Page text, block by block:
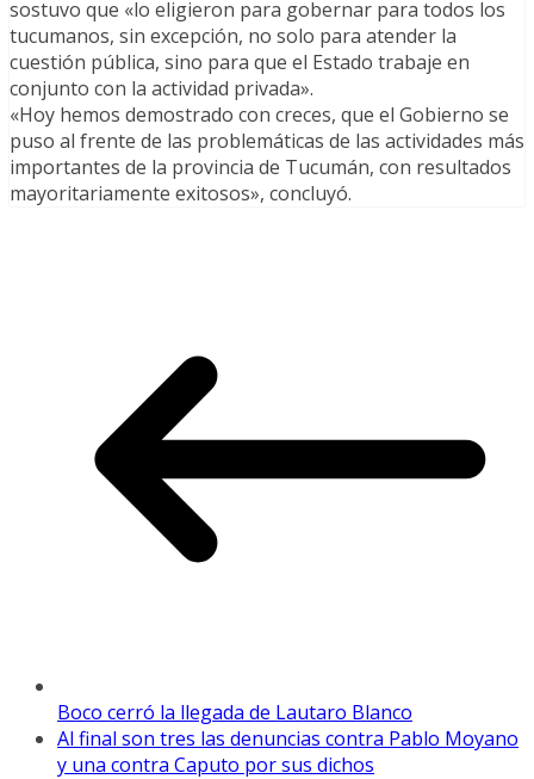
sostuvo que «lo eligieron para gobernar para todos los
tucumanos, sin excepción, no solo para atender la
cuestión pública, sino para que el Estado trabaje en
conjunto con la actividad privada».
«Hoy hemos demostrado con creces, que el Gobierno se
puso al frente de las problemáticas de las actividades más
importantes de la provincia de Tucumán, con resultados
mayoritariamente exitosos», concluyó.
Boco cerró la llegada de Lautaro Blanco
Al final son tres las denuncias contra Pablo Moyano
y una contra Caputo por sus dichos